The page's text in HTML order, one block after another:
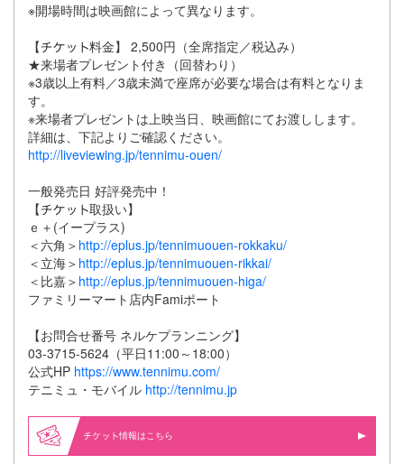
※開場時間は映画館によって異なります。
【
料金】 2,500円（全席指定／税込み）
★来場者プレゼント付き（回替わり）
※3歳以上有料／3歳未満で座席が必要な場合は有料となりま
す。
※来場者プレゼントは上映当日、映画館にてお渡しします。
詳細は、下記よりご確認ください。
http://liveviewing.jp/tennimu-ouen/
一般発売日 好評発売中！
【
取扱い】
ｅ＋(イープラス)
＜六角＞ http://eplus.jp/tennimuouen-rokkaku/
＜立海＞ http://eplus.jp/tennimuouen-rikkai/
＜比嘉＞ http://eplus.jp/tennimuouen-higa/
ファミリーマート店内Famiポート
【お問合せ番号 ネルケプランニング】
03-3715-5624（平日11:00～18:00）
公式HP https://www.tennimu.com/
テニミュ・モバイル http://tennimu.jp
情報はこちら